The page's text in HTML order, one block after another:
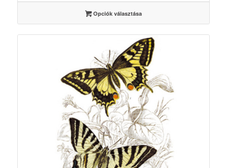
200000 Ft
Opciók választása